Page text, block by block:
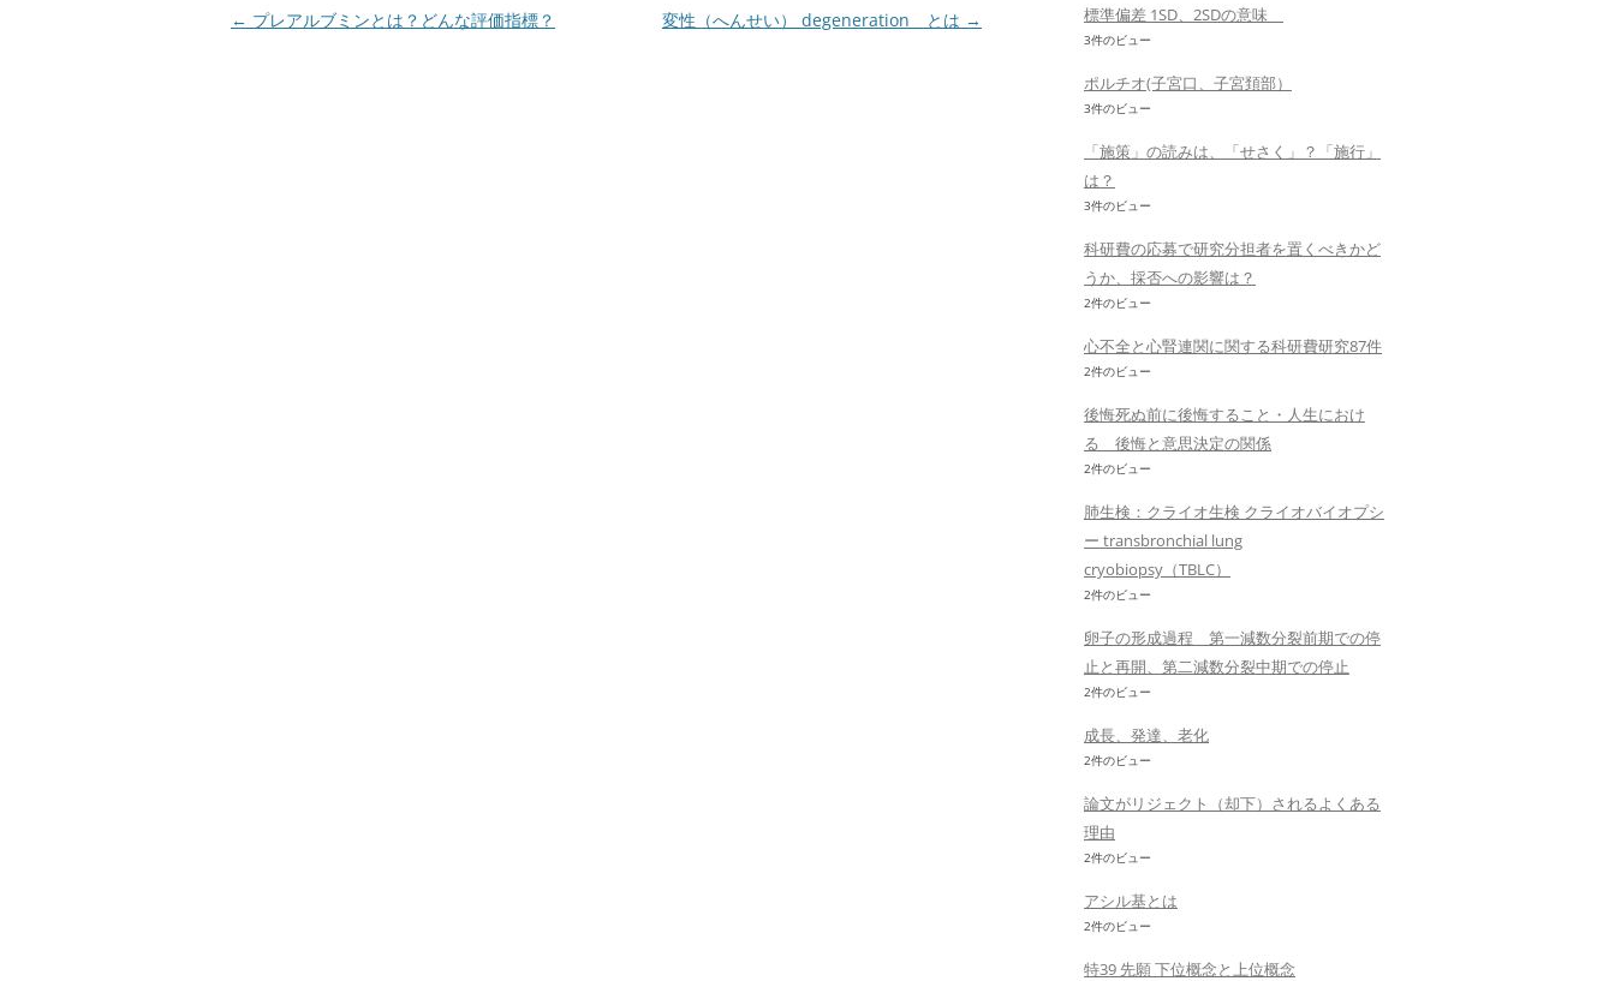
投
← プレアルブミンとは？どんな評価指標？ 変性（へんせい） degeneration とは → 標準偏差 1SD、2SDの意味
3件のビュー
ポルチオ(子宮口、子宮頚部）
3件のビュー
「施策」の読みは、「せさく」？「施行」
は？
3件のビュー
科研費の応募で研究分担者を置くべきかど
うか、採否への影響は？
2件のビュー
心不全と心腎連関に関する科研費研究87件
2件のビュー
後悔死ぬ前に後悔すること・人生におけ
る 後悔と意思決定の関係
2件のビュー
肺生検：クライオ生検 クライオバイオプシ
ー transbronchial lung
cryobiopsy（TBLC）
2件のビュー
卵子の形成過程 第一減数分裂前期での停
止と再開、第二減数分裂中期での停止
2件のビュー
成長、発達、老化
2件のビュー
論文がリジェクト（却下）されるよくある
理由
2件のビュー
アシル基とは
2件のビュー
特39 先願 下位概念と上位概念